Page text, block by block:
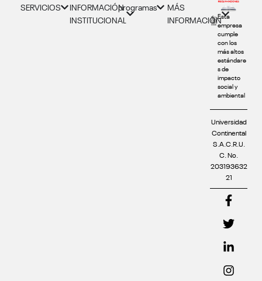
SERVICIOS
INFORMACIÓN
INSTITUCIONAL
programas
MÁS
INFORMACIÓNEsta
empresa
cumple
con los
más altos
estándare
s de
impacto
social y
ambiental
Universidad
Continental
S.A.C.R.U.
C. No.
203193632
21